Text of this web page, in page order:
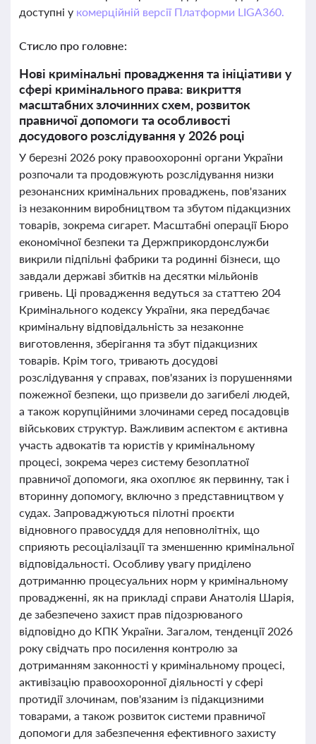
доступні у комерційній версії Платформи LIGA360.
Стисло про головне:
Нові кримінальні провадження та ініціативи у
сфері кримінального права: викриття
масштабних злочинних схем, розвиток
правничої допомоги та особливості
досудового розслідування у 2026 році
У березні 2026 року правоохоронні органи України
розпочали та продовжують розслідування низки
резонансних кримінальних проваджень, пов'язаних
із незаконним виробництвом та збутом підакцизних
товарів, зокрема сигарет. Масштабні операції Бюро
економічної безпеки та Держприкордонслужби
викрили підпільні фабрики та родинні бізнеси, що
завдали державі збитків на десятки мільйонів
гривень. Ці провадження ведуться за статтею 204
Кримінального кодексу України, яка передбачає
кримінальну відповідальність за незаконне
виготовлення, зберігання та збут підакцизних
товарів. Крім того, тривають досудові
розслідування у справах, пов'язаних із порушеннями
пожежної безпеки, що призвели до загибелі людей,
а також корупційними злочинами серед посадовців
військових структур. Важливим аспектом є активна
участь адвокатів та юристів у кримінальному
процесі, зокрема через систему безоплатної
правничої допомоги, яка охоплює як первинну, так і
вторинну допомогу, включно з представництвом у
судах. Запроваджуються пілотні проєкти
відновного правосуддя для неповнолітніх, що
сприяють ресоціалізації та зменшенню кримінальної
відповідальності. Особливу увагу приділено
дотриманню процесуальних норм у кримінальному
провадженні, як на прикладі справи Анатолія Шарія,
де забезпечено захист прав підозрюваного
відповідно до КПК України. Загалом, тенденції 2026
року свідчать про посилення контролю за
дотриманням законності у кримінальному процесі,
активізацію правоохоронної діяльності у сфері
протидії злочинам, пов'язаним із підакцизними
товарами, а також розвиток системи правничої
допомоги для забезпечення ефективного захисту